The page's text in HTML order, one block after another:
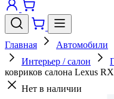
Главная Автомобили
Интерьер / салон
ковриков салона Lexus
Нет в наличии